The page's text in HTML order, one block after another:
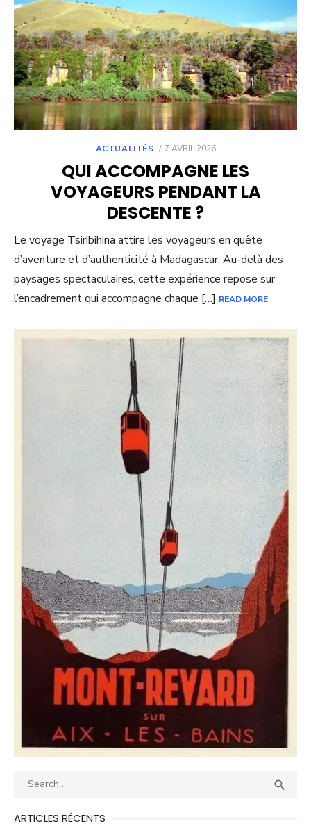
ACTUALITÉS
POSTED
7 AVRIL 2026
QUI ACCOMPAGNE LES
VOYAGEURS PENDANT LA
DESCENTE ?
Le voyage Tsiribihina attire les voyageurs en quête
d’aventure et d’authenticité à Madagascar. Au-delà des
paysages spectaculaires, cette expérience repose sur
l’encadrement qui accompagne chaque […] READ MORE
Search

ARTICLES RÉCENTS